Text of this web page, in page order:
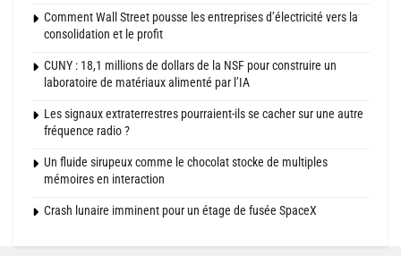
Comment Wall Street pousse les entreprises d’électricité vers la
consolidation et le profit
CUNY : 18,1 millions de dollars de la NSF pour construire un
laboratoire de matériaux alimenté par l’IA
Les signaux extraterrestres pourraient-ils se cacher sur une autre
fréquence radio ?
Un fluide sirupeux comme le chocolat stocke de multiples
mémoires en interaction
Crash lunaire imminent pour un étage de fusée SpaceX